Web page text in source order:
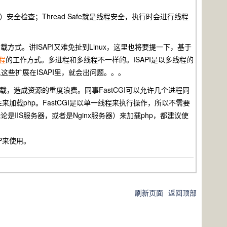
全检查；Thread Safe就是线程安全，执行时会进行线程
式。讲ISAPI又难免扯到Linux，这里也将要提一下，基于
的工作方式。多进程和多线程不一样的。ISAPI是以多线程的
些扩展在ISAPI里，就会出问题。。。
造成资源的重度浪费。同事FastCGI可以允许几个进程同
加载php。FastCGI是以单一线程来执行操作，所以不需要
是IIS服务器，或者是Nginx服务器）来加载php，都建议使
使用。
刷新页面 返回顶部